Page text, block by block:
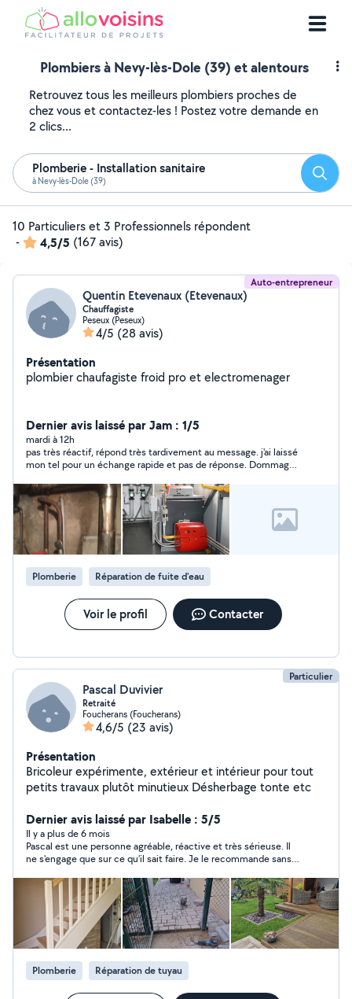
Plombiers à Nevy-lès-Dole (39) et alentours
Retrouvez tous les meilleurs plombiers proches de
chez vous et contactez-les ! Postez votre demande en
2 clics...
Plomberie - Installation sanitaire
à Nevy-lès-Dole (39)
10 Particuliers et 3 Professionnels répondent
-
4,5/5 (167 avis)
Auto-entrepreneur
Quentin Etevenaux (Etevenaux)
Chauffagiste
Peseux (Peseux)
4/5 (28 avis)
Présentation
plombier chaufagiste froid pro et electromenager
Dernier avis laissé par Jam : 1/5
mardi à 12h
pas très réactif, répond très tardivement au message. j'ai laissé
mon tel pour un échange rapide et pas de réponse. Dommage,
Plomberie Réparation de fuite d'eau
Voir le profil Contacter
Particulier
Pascal Duvivier
Retraité
Foucherans (Foucherans)
4,6/5 (23 avis)
Présentation
Bricoleur expérimente, extérieur et intérieur pour tout
petits travaux plutôt minutieux Désherbage tonte etc
Dernier avis laissé par Isabelle : 5/5
Il y a plus de 6 mois
Pascal est une personne agréable, réactive et très sérieuse. Il
ne s'engage que sur ce qu'il sait faire. Je le recommande sans
Plomberie Réparation de tuyau